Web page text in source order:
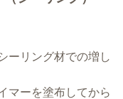
ーリング材での増し
マーを塗布してから